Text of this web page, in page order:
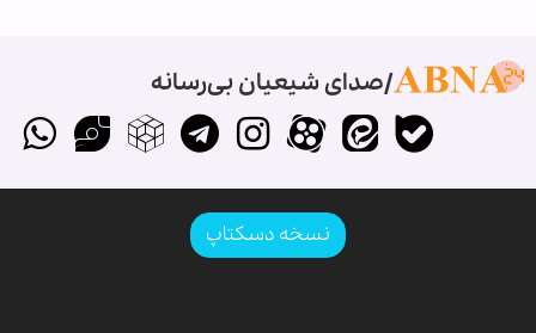
صدای شیعیان بی‌رسانه
نسخه دسکتاپ